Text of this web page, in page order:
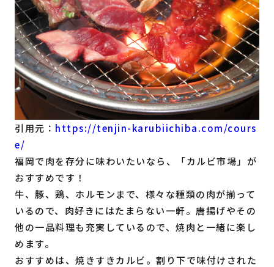
引用元： https://tenjin-karubiichiba.com/cours
e/
福岡で肉を存分に味わいたいなら、「カルビ市場」が
おすすめです！
牛、豚、鶏、ホルモンまで、様々な種類の肉が揃って
いるので、肉好きにはたまらない一軒。唐揚げやその
他の一品料理も充実しているので、焼肉と一緒に楽し
めます。
おすすめは、焼きすきカルビ。割り下で味付けされた